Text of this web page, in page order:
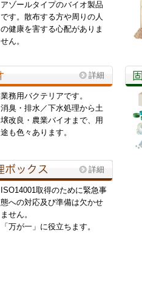
アゾールタイプのバイオ製品
です。散布する方や周りの人
の健康を害する心配がありま
せん。
詳細
業務用バクテリアです。
消臭・排水／下水処理から土
壌改良・農業バイオまで、用
途も色々あります。
詳細
ISO14001取得のために緊急事
態への対応及び準備は欠かせ
ません。
「万が一」に役立ちます。